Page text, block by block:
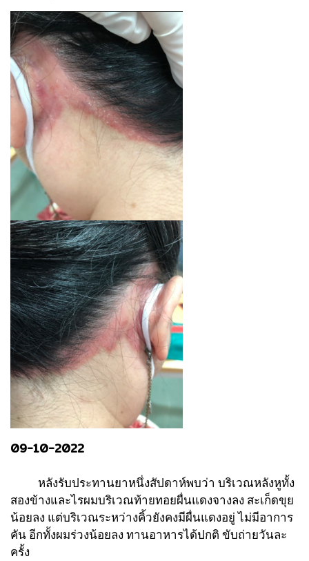
09-10-2022
หลังรับประทานยาหนึ่งสัปดาห์พบว่า บริเวณหลังหูทั้ง
สองข้างและไรผมบริเวณท้ายทอยผื่นแดงจางลง สะเก็ดขุย
น้อยลง แต่บริเวณระหว่างคิ้วยังคงมีผื่นแดงอยู่ ไม่มีอาการ
คัน อีกทั้งผมร่วงน้อยลง ทานอาหารได้ปกติ ขับถ่ายวันละ
ครั้ง